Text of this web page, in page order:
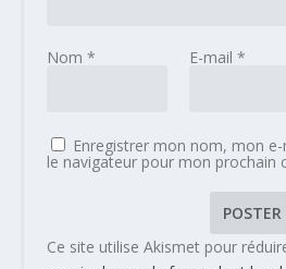
Nom * E-mail *
Enregistrer mon nom, mon
le navigateur pour mon prochain
Ce site utilise Akismet pour